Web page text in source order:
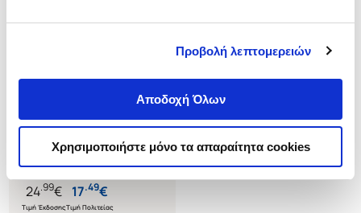
Προβολή λεπτομερειών
Αποδοχή Όλων
Χρησιμοποιήστε μόνο τα απαραίτητα cookies
ΘΑΛΑΣΣΑ ΚΑΙ ΝΑΥΤΙΛΙΑ ΣΤΟΝ
ΑΝΩΜΕΡΙΤΗΣ ΓΙΩΡΓΟΣ
24.99€
Τιμή Έκδοσης
17.49€
Τιμή Πολιτείας